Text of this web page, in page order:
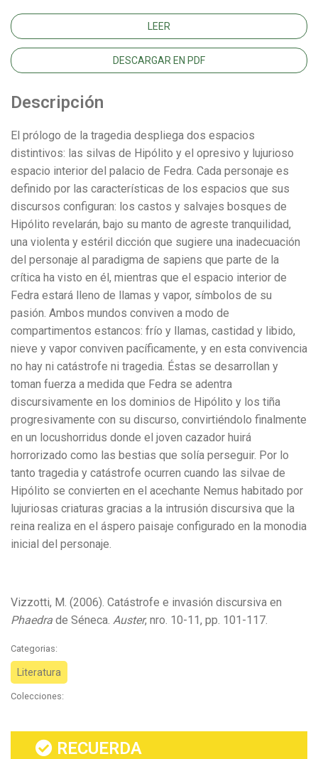
LEER
DESCARGAR EN PDF
Descripción
El prólogo de la tragedia despliega dos espacios
distintivos: las silvas de Hipólito y el opresivo y lujurioso
espacio interior del palacio de Fedra. Cada personaje es
definido por las características de los espacios que sus
discursos configuran: los castos y salvajes bosques de
Hipólito revelarán, bajo su manto de agreste tranquilidad,
una violenta y estéril dicción que sugiere una inadecuación
del personaje al paradigma de sapiens que parte de la
crítica ha visto en él, mientras que el espacio interior de
Fedra estará lleno de llamas y vapor, símbolos de su
pasión. Ambos mundos conviven a modo de
compartimentos estancos: frío y llamas, castidad y libido,
nieve y vapor conviven pacíficamente, y en esta convivencia
no hay ni catástrofe ni tragedia. Éstas se desarrollan y
toman fuerza a medida que Fedra se adentra
discursivamente en los dominios de Hipólito y los tiña
progresivamente con su discurso, convirtiéndolo finalmente
en un locushorridus donde el joven cazador huirá
horrorizado como las bestias que solía perseguir. Por lo
tanto tragedia y catástrofe ocurren cuando las silvae de
Hipólito se convierten en el acechante Nemus habitado por
lujuriosas criaturas gracias a la intrusión discursiva que la
reina realiza en el áspero paisaje configurado en la monodia
inicial del personaje.
Vizzotti, M. (2006). Catástrofe e invasión discursiva en
Phaedra de Séneca. Auster, nro. 10-11, pp. 101-117.
Categorias:
Literatura
Colecciones:
RECUERDA